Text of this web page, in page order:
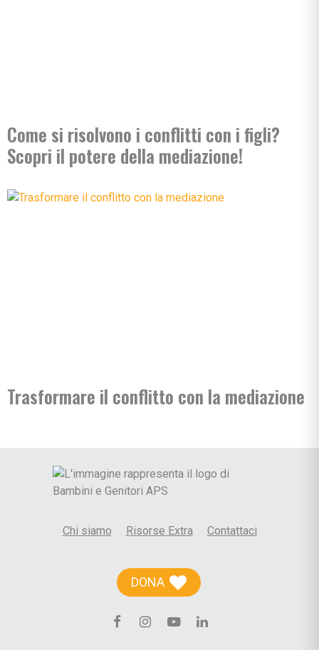
Come si risolvono i conflitti con i figli?
Scopri il potere della mediazione!
Trasformare il conflitto con la mediazione
Chi siamo Risorse Extra Contattaci
DONA